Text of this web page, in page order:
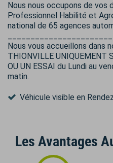
Nous nous occupons de vos
Professionnel Habilité et
national de 65 agences
Nous vous accueillons dans
THIONVILLE UNIQUEMENT
OU UN ESSAI du Lundi au
matin.
Véhicule visible en
Les Avantages